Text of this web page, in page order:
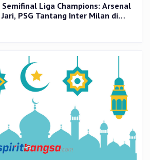
Semifinal Liga Champions: Arsenal
PSG Tantang Inter Milan di